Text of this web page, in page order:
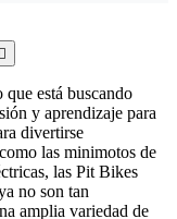

está buscando
y aprendizaje para
divertirse
las minimotos de
las Pit Bikes
no son tan
amplia variedad de